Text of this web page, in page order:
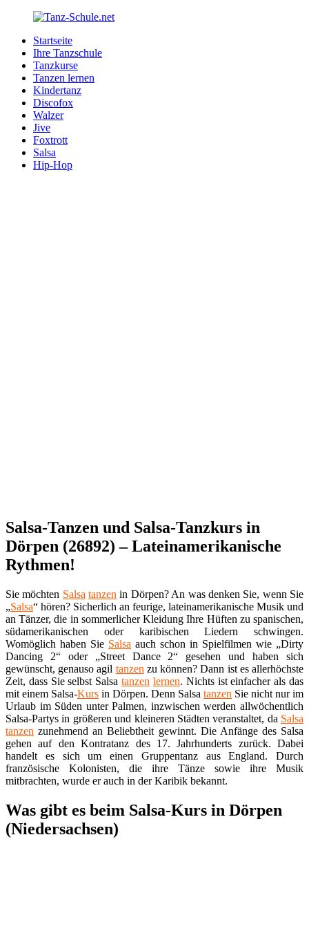
Zurück
Inhalt
Tanz-
Schule.net
Ihre
Tanzschule
Internet
Startseite
Ihre Tanzschule
Tanzkurse
Tanzen lernen
Kindertanz
Discofox
Walzer
Jive
Foxtrott
Salsa
Hip-Hop
Salsa-Tanzen und Salsa-Tanzkurs in
Dörpen (26892) – Lateinamerikanische
Rythmen!
Sie möchten Salsa tanzen in Dörpen? An was denken Sie, wenn Sie
„Salsa“ hören? Sicherlich an feurige, lateinamerikanische Musik und
an Tänzer, die in sommerlicher Kleidung Ihre Hüften zu spanischen,
südamerikanischen oder karibischen Liedern schwingen.
Womöglich haben Sie Salsa auch schon in Spielfilmen wie „Dirty
Dancing 2“ oder „Street Dance 2“ gesehen und haben sich
gewünscht, genauso agil tanzen zu können? Dann ist es allerhöchste
Zeit, dass Sie selbst Salsatanzen lernen. Nichts ist einfacher als das
mit einem Salsa-Kurs in Dörpen. Denn Salsa tanzen Sie nicht nur im
Urlaub im Süden unter Palmen, inzwischen werden allwöchentlich
Salsa-Partys in größeren und kleineren Städten veranstaltet, da Salsa
tanzen zunehmend an Beliebtheit gewinnt. Die Anfänge des Salsa
gehen auf den Kontratanz des 17. Jahrhunderts zurück. Dabei
handelt es sich um einen Gruppentanz aus England. Durch
französische Kolonisten, die ihre Tänze sowie ihre Musik
mitbrachten, wurde er auch in der Karibik bekannt.
Was gibt es beim Salsa-Kurs in Dörpen
(Niedersachsen)